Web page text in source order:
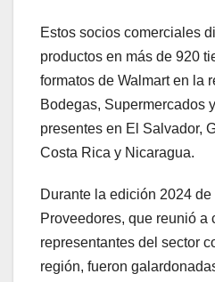
Estos socios comerciales
productos en más de 920
formatos de Walmart en la
Bodegas, Supermercados
presentes en El Salvador,
Costa Rica y Nicaragua.
Durante la edición 2024
Proveedores, que reunió a
representantes del sector
región, fueron